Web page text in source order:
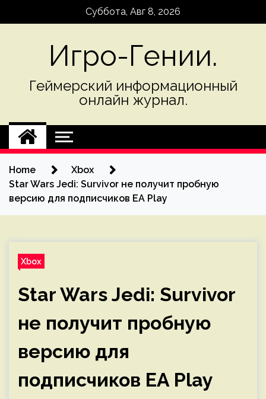
Суббота, Авг 8, 2026
Игро-Гении.
Геймерский информационный
онлайн журнал.
Home
Xbox
Star Wars Jedi: Survivor не получит пробную
версию для подписчиков EA Play
Xbox
Star Wars Jedi: Survivor
не получит пробную
версию для
подписчиков EA Play